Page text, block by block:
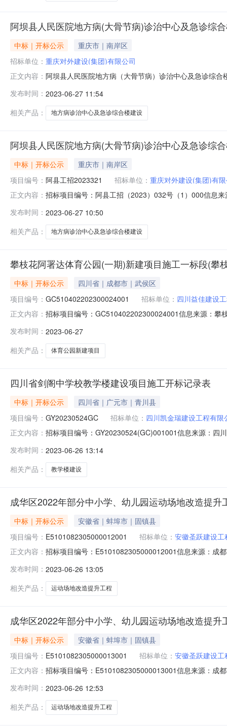
阿坝县人民医院地方病(大骨节病)诊治中心及急诊综
中标｜开标公示
重庆市｜南岸区
招标单位： 重庆对外建设(集团)有限公司
正文内容： 阿坝县人民医院地方病（大骨节病）诊治中心及急诊综
730。投标人名称：万锦建设集团有限公司；报价：
发布时间： 2023-06-27 11:54
相关产品：
地方病诊治中心及急诊综合楼建设
阿坝县人民医院地方病(大骨节病)诊治中心及急诊综
中标｜开标公示
重庆市｜南岸区
项目编号： 阿县工招2023321 招标单位： 重庆对外建设(集团)有
正文内容： 招标项目编号：阿县工招（2023）032号（1）000信息
建设项目开标记录开标时间：2023-06-2700:41信息来源
介
发布时间： 2023-06-27 10:50
相关产品：
地方病诊治中心及急诊综合楼建设
攀枝花阿署达体育公园(一期)新建项目施工一标段(
中标｜开标公示
四川省｜成都市｜武侯区
项目编号： GC510402202300024001 招标单位： 四川益佳建设
正文内容： 招标项目编号：GC510402202300024001信息来源：攀
花阿署达体育公园(一期)新建项目施工一标段（攀枝花
发布时间： 2023-06-27
相关产品：
体育公园新建项目
四川省剑阁中学校教学楼建设项目施工开标记录表
中标｜开标公示
四川省｜广元市｜青川县
项目编号： GY20230524GC 招标单位： 四川凯金瑞建设工程有限
正文内容： 招标项目编号：GY20230524(GC)001001信息来源：四
证金到账金额（元）投标报价（元）质量目标工期备注
发布时间： 2023-06-26 13:14
相关产品：
教学楼建设
成华区2022年部分中小学、幼儿园运动场地改造提
中标｜开标公示
安徽省｜蚌埠市｜固镇县
项目编号： E5101082305000012001 招标单位： 安徽圣跃建设工
正文内容： 招标项目编号：E5101082305000012001信息来源：成
运动场地改造提升工程项目（一期））（成华区2022年
发布时间： 2023-06-26 13:05
相关产品：
运动场地改造提升工程
成华区2022年部分中小学、幼儿园运动场地改造提
中标｜开标公示
安徽省｜蚌埠市｜固镇县
项目编号： E5101082305000013001 招标单位： 安徽圣跃建设工
正文内容： 招标项目编号：E5101082305000013001信息来源：成
运动场地改造提升工程项目（二期））（成华区2022年
发布时间： 2023-06-26 12:53
相关产品：
运动场地改造提升工程